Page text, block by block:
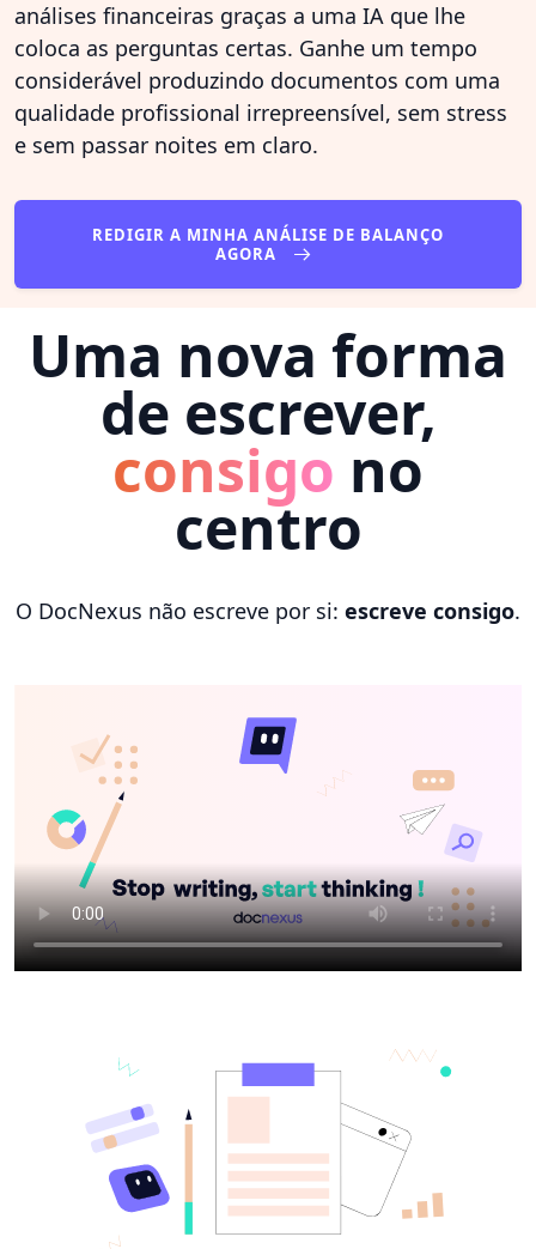
análises financeiras graças a uma IA que lhe
coloca as perguntas certas. Ganhe um tempo
considerável produzindo documentos com uma
qualidade profissional irrepreensível, sem stress
e sem passar noites em claro.
REDIGIR A MINHA ANÁLISE DE BALANÇO
AGORA
Uma nova forma
de escrever,
consigo no
centro
O DocNexus não escreve por si: escreve consigo.